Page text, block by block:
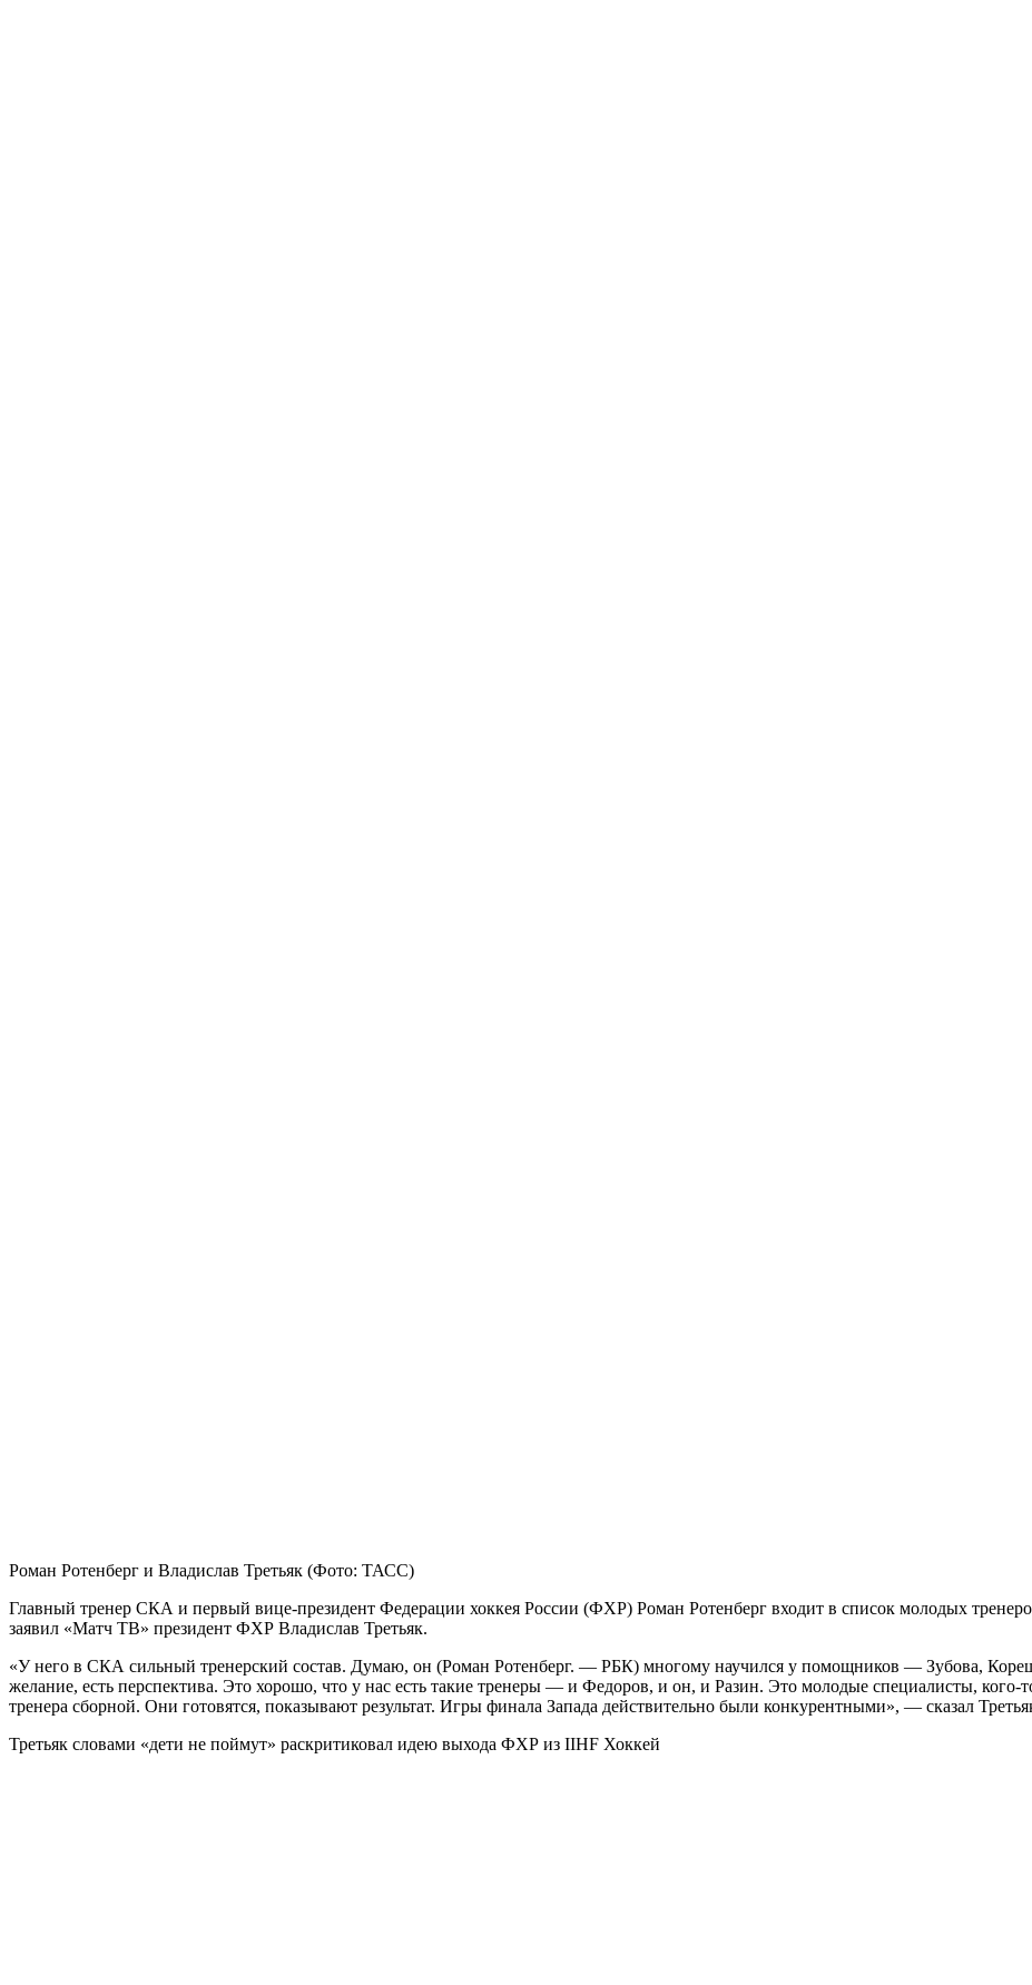
Роман Ротенберг и Владислав Третьяк (Фото: ТАСС)
Главный тренер СКА и первый вице‑президент Федерации хоккея России (ФХР) Роман Ротенберг входит в список молодых
заявил «Матч ТВ» президент ФХР Владислав Третьяк.
«У него в СКА сильный тренерский состав. Думаю, он (Роман Ротенберг. — РБК) многому научился у помощников — Зубова,
желание, есть перспектива. Это хорошо, что у нас есть такие тренеры — и Федоров, и он, и Разин. Это молодые специалисты,
тренера сборной. Они готовятся, показывают результат. Игры финала Запада действительно были конкурентными», — сказал
Третьяк словами «дети не поймут» раскритиковал идею выхода ФХР из IIHF Хоккей